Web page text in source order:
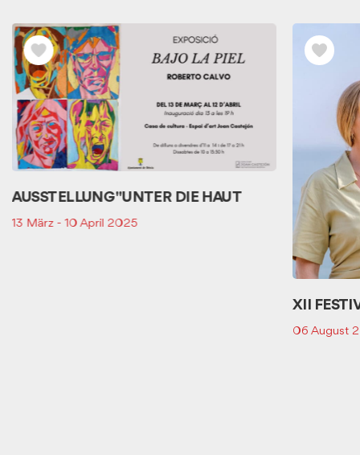
relacionados
AUSSTELLUNG "UNTER DIE HAUT
13 März - 10 April 2025
XII
06 August